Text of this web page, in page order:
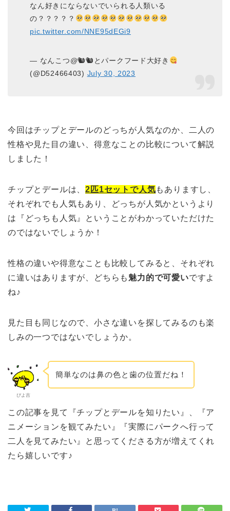
なん好きにならないでいられる人類いる
の？？？？？
pic.twitter.com/NNE95dEGi9
— なんこつ@🐿🐿とパークフード大好き
(@D52466403) July 30, 2023
今回はチップとデールのどっちが人気なのか、二人の
性格や見た目の違い、得意なことの比較について解説
しました！
チップとデールは、2匹1セットで人気もありますし、
それぞれでも人気もあり、どっちが人気かというより
は『どっちも人気』ということがわかっていただけた
のではないでしょうか！
性格の違いや得意なことも比較してみると、それぞれ
に違いはありますが、どちらも 魅力的で可愛いですよ
ね♪
見た目も同じなので、小さな違いを探してみるのも楽
しみの一つではないでしょうか。
ぴよ吉
簡単なのは鼻の色と歯の位置だね！
この記事を見て『チップとデールを知りたい』、『ア
ニメーションを観てみたい』『実際にパークへ行って
二人を見てみたい』と思ってくださる方が増えてくれ
たら嬉しいです♪